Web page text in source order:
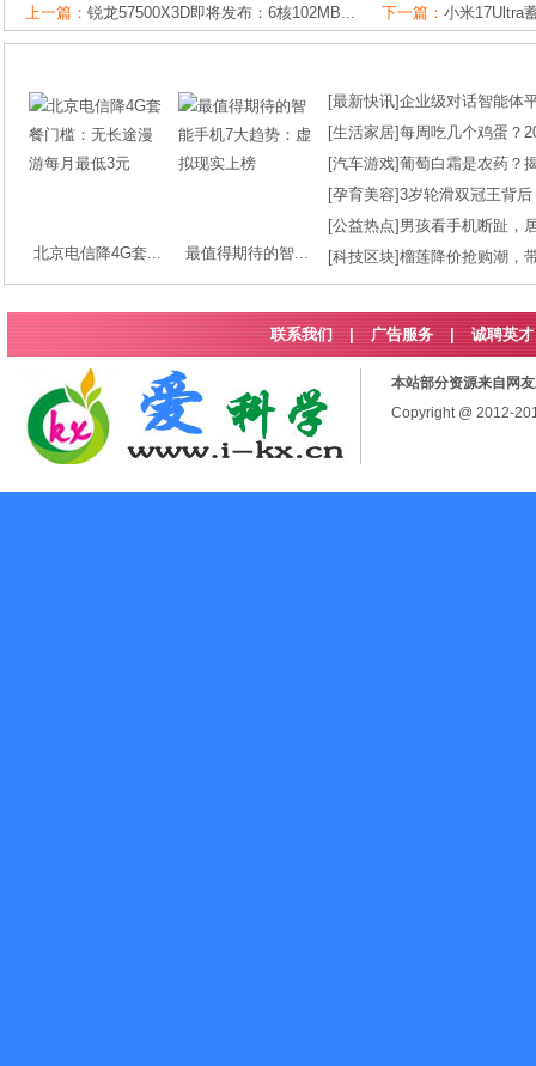
上一篇： 锐龙57500X3D即将发布：6核102MB... 下一篇： 小米17Ultra
北京电信降4G套... 最值得期待的智...
[最新快讯]企业级对话智能体
[生活家居]每周吃几个鸡蛋？
[汽车游戏]葡萄白霜是农药？
[孕育美容]3岁轮滑双冠王背
[公益热点] 男孩看手机断趾，
[科技区块]榴莲降价抢购潮，
联系我们 广告服务 | 诚聘英才
本站部分资源来自网
Copyright @ 2012-